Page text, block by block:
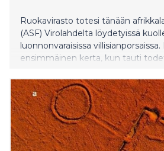
Ruokavirasto totesi tänään
(ASF) Virolahdelta löydetyissä
luonnonvaraisissa
ensimmäinen kerta, kun tauti
tartuntavyöhykkeen, jolle
voimaan välittömästi. On erittäin
taudin leviäminen ja estää sen
tuotantosikaloihin. MTK kehottaa
ja kaikkia maaseudulla liikkuvia
viranomaisten ohjeita ja